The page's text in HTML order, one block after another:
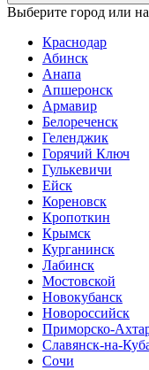
Выберите город или
Краснодар
Абинск
Анапа
Апшеронск
Армавир
Белореченск
Геленджик
Горячий Ключ
Гулькевичи
Ейск
Кореновск
Кропоткин
Крымск
Курганинск
Лабинск
Мостовской
Новокубанск
Новороссийск
Приморско-
Славянск-на-
Сочи